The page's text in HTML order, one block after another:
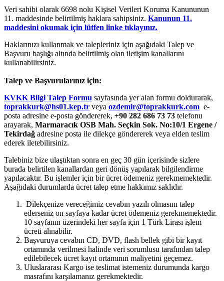
Veri sahibi olarak 6698 nolu Kişisel Verileri Koruma Kanununun
11. maddesinde belirtilmiş haklara sahipsiniz. Kanunun 11.
maddesini okumak için lütfen linke tıklayınız.
Haklarınızı kullanmak ve talepleriniz için aşağıdaki Talep ve
Başvuru başlığı altında belirtilmiş olan iletişim kanallarını
kullanabilirsiniz.
Talep ve Başvurularınız için:
KVKK Bilgi Talep Formu sayfasında yer alan formu doldurarak,
toprakkurk@hs01.kep.tr veya ozdemir@toprakkurk.com e-
posta adresine e-posta göndererek, +90 282 686 73 73 telefonu
arayarak, Marmaracık OSB Mah. Seçkin Sok. No:10/1 Ergene /
Tekirdağ adresine posta ile dilekçe göndererek veya elden teslim
ederek iletebilirsiniz.
Talebiniz bize ulaştıktan sonra en geç 30 gün içerisinde sizlere
burada belirtilen kanallardan geri dönüş yapılarak bilgilendirme
yapılacaktır. Bu işlemler için bir ücret ödemeniz gerekmemektedir.
Aşağıdaki durumlarda ücret talep etme hakkımız saklıdır.
Dilekçenize vereceğimiz cevabın yazılı olmasını talep
ederseniz on sayfaya kadar ücret ödemeniz gerekmemektedir.
10 sayfanın üzerindeki her sayfa için 1 Türk Lirası işlem
ücreti alınabilir.
Başvuruya cevabın CD, DVD, flash bellek gibi bir kayıt
ortamında verilmesi halinde veri sorumlusu tarafından talep
edilebilecek ücret kayıt ortamının maliyetini geçemez.
Uluslararası Kargo ise teslimat istemeniz durumunda kargo
masrafını karşılamanız gerekmektedir.